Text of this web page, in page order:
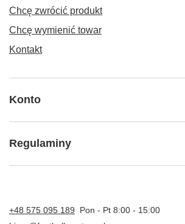
Chcę zwrócić produkt
Chcę wymienić towar
Kontakt
Konto
Regulaminy
+48 575 095 189
Pon - Pt 8:00 - 15:00